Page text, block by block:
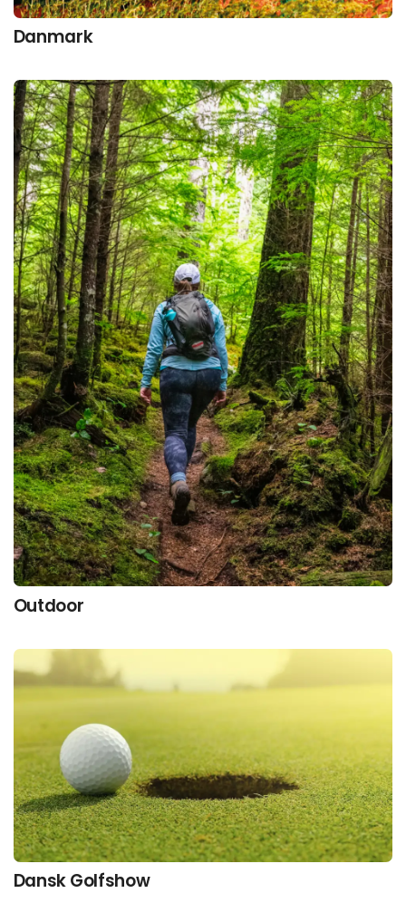
Danmark
Outdoor
Dansk Golfshow